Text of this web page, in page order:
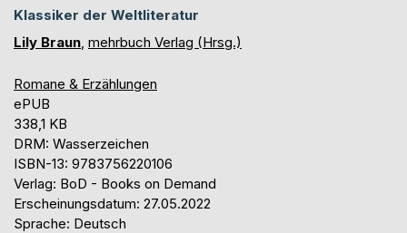
Klassiker der Weltliteratur
Lily Braun, mehrbuch Verlag (Hrsg.)
Romane & Erzählungen
ePUB
338,1 KB
DRM: Wasserzeichen
ISBN-13: 9783756220106
Verlag: BoD - Books on Demand
Erscheinungsdatum: 27.05.2022
Sprache: Deutsch